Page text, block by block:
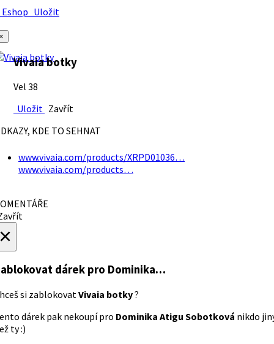
Uložit
Vivaia botky
Vel 38
Uložit Zavřít
KDE TO SEHNAT
www.vivaia.com/products/XRPD01036…
www.vivaia.com/products…
dárek pro Dominika…
si zablokovatVivaia botky?
dárek pak nekoupí pro Dominika Atigu Sobotková nikdo
ty :)